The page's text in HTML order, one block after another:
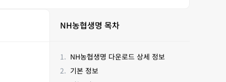
NH농협생명 목차
NH농협생명 다운로드 상세 정보
기본 정보